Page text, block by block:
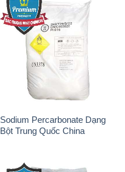
Sodium Percarbonate Dạng
Bột Trung Quốc China